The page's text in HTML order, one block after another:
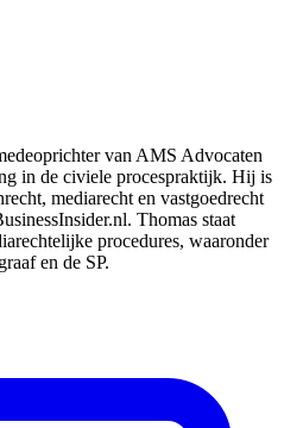
van AMS Advocaten
in de civiele procespraktijk. Hij is
mediarecht en vastgoedrecht
Thomas staat
procedures, waaronder
en de SP.